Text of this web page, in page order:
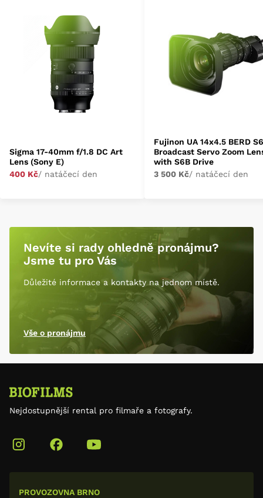
Sigma 17-40mm f/1.8 DC Art
Lens (Sony E)
400 Kč/ natáčecí den
Fujinon UA 14x4.5 BERD
Broadcast Servo Zoom
with S6B Drive
3 500 Kč/ natáčecí den
Nevíte si rady ohledně pronájmu?
Jsme tu pro Vás
Důležité informace a kontakty na jednom místě.
Vše o pronájmu
Nejdostupnější rental pro filmaře a fotografy.
PROVOZOVNA BRNO